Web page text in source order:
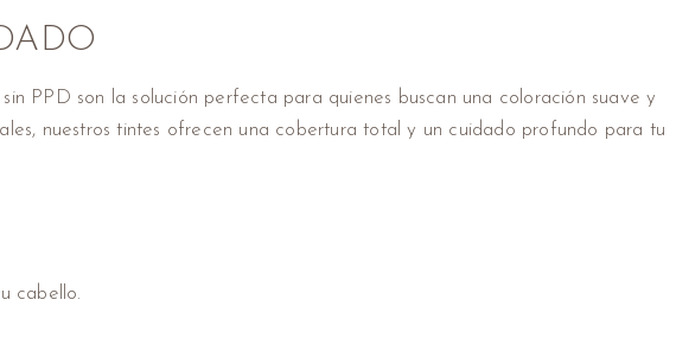
PPD son la solución perfecta para quienes buscan una coloración suave y
nuestros tintes ofrecen una cobertura total y un cuidado profundo para tu
cabello.